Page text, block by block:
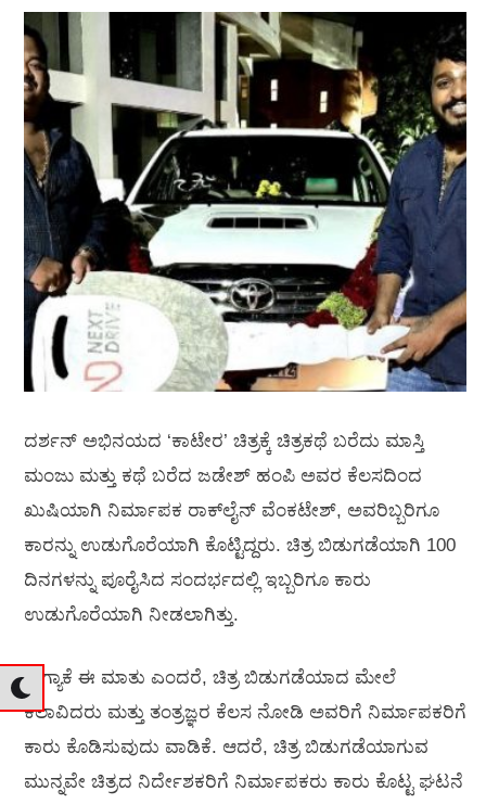
ದರ್ಶನ್‍ ಅಭಿನಯದ ‘ಕಾಟೇರ’ ಚಿತ್ರಕ್ಕೆ ಚಿತ್ರಕಥೆ ಬರೆದು ಮಾಸ್ತಿ
ಮಂಜು ಮತ್ತು ಕಥೆ ಬರೆದ ಜಡೇಶ್‍ ಹಂಪಿ ಅವರ ಕೆಲಸದಿಂದ
ಖುಷಿಯಾಗಿ ನಿರ್ಮಾಪಕ ರಾಕ್‍ಲೈನ್‍ ವೆಂಕಟೇಶ್‍, ಅವರಿಬ್ಬರಿಗೂ
ಕಾರನ್ನು ಉಡುಗೊರೆಯಾಗಿ ಕೊಟ್ಟಿದ್ದರು. ಚಿತ್ರ ಬಿಡುಗಡೆಯಾಗಿ 100
ದಿನಗಳನ್ನು ಪೂರೈಸಿದ ಸಂದರ್ಭದಲ್ಲಿ ಇಬ್ಬರಿಗೂ ಕಾರು
ಉಡುಗೊರೆಯಾಗಿ ನೀಡಲಾಗಿತ್ತು.
ಈಗ್ಯಾಕೆ ಈ ಮಾತು ಎಂದರೆ, ಚಿತ್ರ ಬಿಡುಗಡೆಯಾದ ಮೇಲೆ
ಕಲಾವಿದರು ಮತ್ತು ತಂತ್ರಜ್ಞರ ಕೆಲಸ ನೋಡಿ ಅವರಿಗೆ ನಿರ್ಮಾಪಕರಿಗೆ
ಕಾರು ಕೊಡಿಸುವುದು ವಾಡಿಕೆ. ಆದರೆ, ಚಿತ್ರ ಬಿಡುಗಡೆಯಾಗುವ
ಮುನ್ನವೇ ಚಿತ್ರದ ನಿರ್ದೇಶಕರಿಗೆ ನಿರ್ಮಾಪಕರು ಕಾರು ಕೊಟ್ಟ ಘಟನೆ